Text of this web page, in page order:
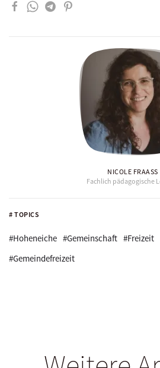
# TOPICS
#Hoheneiche #Gemeinschaft #Freizeit
#Gemeindefreizeit
NICOLE FRAASS
Fachlich pädagogische